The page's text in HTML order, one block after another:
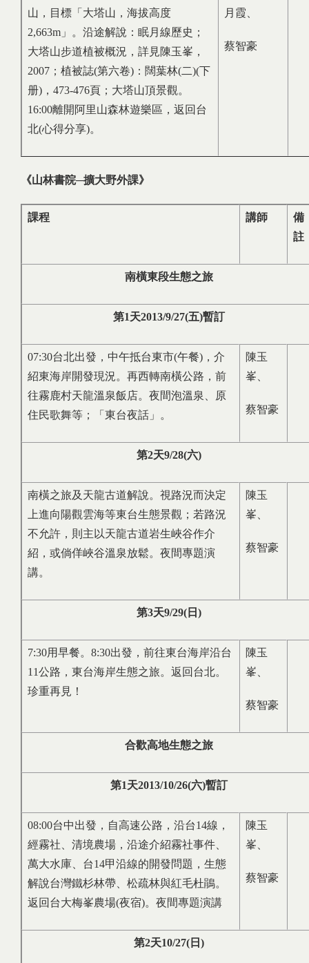
山，目標「大塔山，海拔高度
2,663m」。沿途解說：眠月線歷史；
大塔山步道植被概況，詳見陳玉峯，
2007；植被誌(第六卷)：闊葉林(二)(下
册)，473-476頁；大塔山頂景觀。
16:00離開阿里山森林遊樂區，返回台
北(心得分享)。
月霞、
蔡智豪
《山林書院─擴大野外課》
課程 講師
備
註
南橫東段生態之旅
第1天2013/9/27(五)暫訂
07:30台北出發，中午抵台東市(午餐)，介
紹東海岸開發現況。再西轉南橫公路，前
往霧鹿村天龍溫泉飯店。夜間泡溫泉、原
住民歌舞等；「東台夜話」。
陳玉
峯、
蔡智豪
第2天9/28(六)
南橫之旅及天龍古道解說。視路況而決定
上進向陽觀雲海等東台生態景觀；若路況
不允許，則主以天龍古道岩生峽谷作介
紹，或倘佯峽谷溫泉放鬆。夜間專題演
講。
陳玉
峯、
蔡智豪
第3天9/29( 日 )
7:30用早餐。8:30出發，前往東台海岸沿台
11公路，東台海岸生態之旅。返回台北。
珍重再見！
陳玉
峯、
蔡智豪
合歡高地生態之旅
第1天2013/10/26(六)暫訂
08:00台中出發，自高速公路，沿台14線，
經霧社、清境農場，沿途介紹霧社事件、
萬大水庫、台14甲沿線的開發問題，生態
解說台灣鐵杉林帶、松疏林與紅毛杜鵑。
返回台大梅峯農場(夜宿)。夜間專題演講
陳玉
峯、
蔡智豪
第2天10/27( 日 )